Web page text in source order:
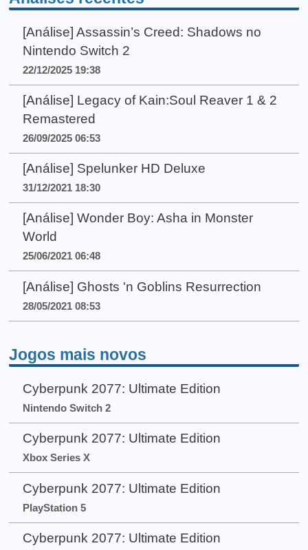
[Análise] Assassin’s Creed: Shadows no
Nintendo Switch 2
22/12/2025 19:38
[Análise] Legacy of Kain:Soul Reaver 1 & 2
Remastered
26/09/2025 06:53
[Análise] Spelunker HD Deluxe
31/12/2021 18:30
[Análise] Wonder Boy: Asha in Monster
World
25/06/2021 06:48
[Análise] Ghosts 'n Goblins Resurrection
28/05/2021 08:53
Jogos mais novos
Cyberpunk 2077: Ultimate Edition
Nintendo Switch 2
Cyberpunk 2077: Ultimate Edition
Xbox Series X
Cyberpunk 2077: Ultimate Edition
PlayStation 5
Cyberpunk 2077: Ultimate Edition